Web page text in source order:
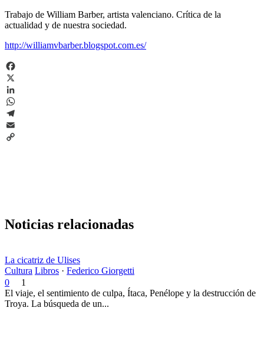
Trabajo de William Barber, artista valenciano. Crítica de la
actualidad y de nuestra sociedad.
http://williamvbarber.blogspot.com.es/
Facebook
X
LinkedIn
WhatsApp
Telegram
Email
Noticias relacionadas
La cicatriz de Ulises
Cultura Libros · Federico Giorgetti
0
1
El viaje, el sentimiento de culpa, Ítaca, Penélope y la destrucción de
Troya. La búsqueda de un...